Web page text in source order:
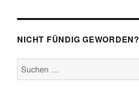
NICHT FÜNDIG GEWORDEN?
Suchen
nach: